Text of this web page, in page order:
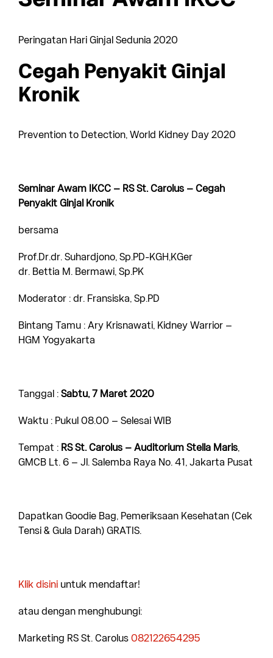
Peringatan Hari Ginjal Sedunia 2020
Cegah Penyakit Ginjal
Kronik
Prevention to Detection, World Kidney Day 2020
Seminar Awam IKCC – RS St. Carolus – Cegah
Penyakit Ginjal Kronik
bersama
Prof.Dr.dr. Suhardjono, Sp.PD-KGH,KGer
dr. Bettia M. Bermawi, Sp.PK
Moderator : dr. Fransiska, Sp.PD
Bintang Tamu : Ary Krisnawati, Kidney Warrior –
HGM Yogyakarta
Tanggal : Sabtu, 7 Maret 2020
Waktu : Pukul 08.00 – Selesai WIB
Tempat : RS St. Carolus – Auditorium Stella Maris,
GMCB Lt. 6 – Jl. Salemba Raya No. 41, Jakarta Pusat
Dapatkan Goodie Bag, Pemeriksaan Kesehatan (Cek
Tensi & Gula Darah) GRATIS.
Klik disini untuk mendaftar!
atau dengan menghubungi:
Marketing RS St. Carolus 082122654295